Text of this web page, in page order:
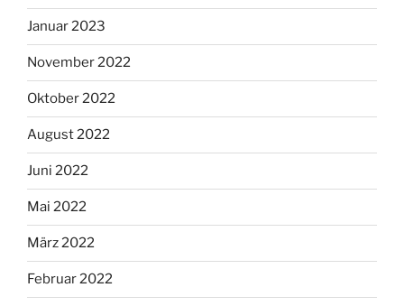
Januar 2023
November 2022
Oktober 2022
August 2022
Juni 2022
Mai 2022
März 2022
Februar 2022